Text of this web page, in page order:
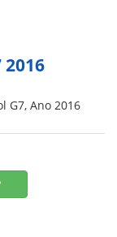
2016
G7, Ano 2016